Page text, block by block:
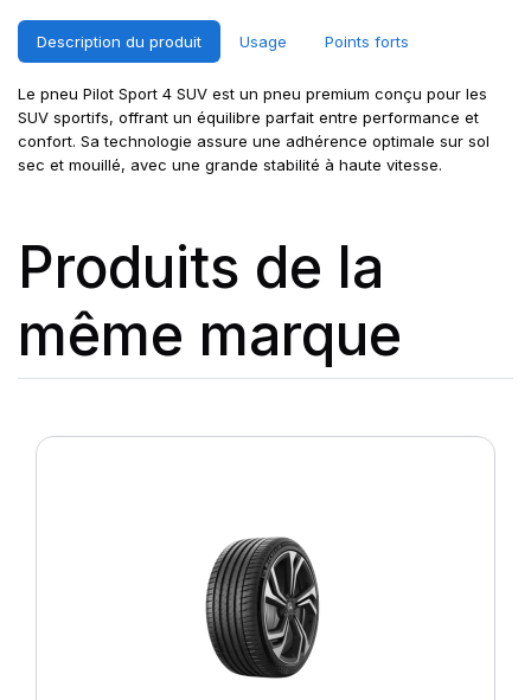
Description du produit Usage Points forts
Le pneu Pilot Sport 4 SUV est un pneu premium conçu pour les
SUV sportifs, offrant un équilibre parfait entre performance et
confort. Sa technologie assure une adhérence optimale sur sol
sec et mouillé, avec une grande stabilité à haute vitesse.
Produits de la
même marque